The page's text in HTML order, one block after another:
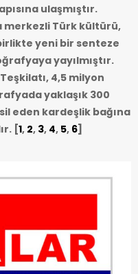
ulaşmıştır.
merkezli Türk kültürü,
yeni bir senteze
yayılmıştır.
4,5 milyon
yaklaşık 300
eden kardeşlik bağına
[1, 2, 3, 4, 5, 6]